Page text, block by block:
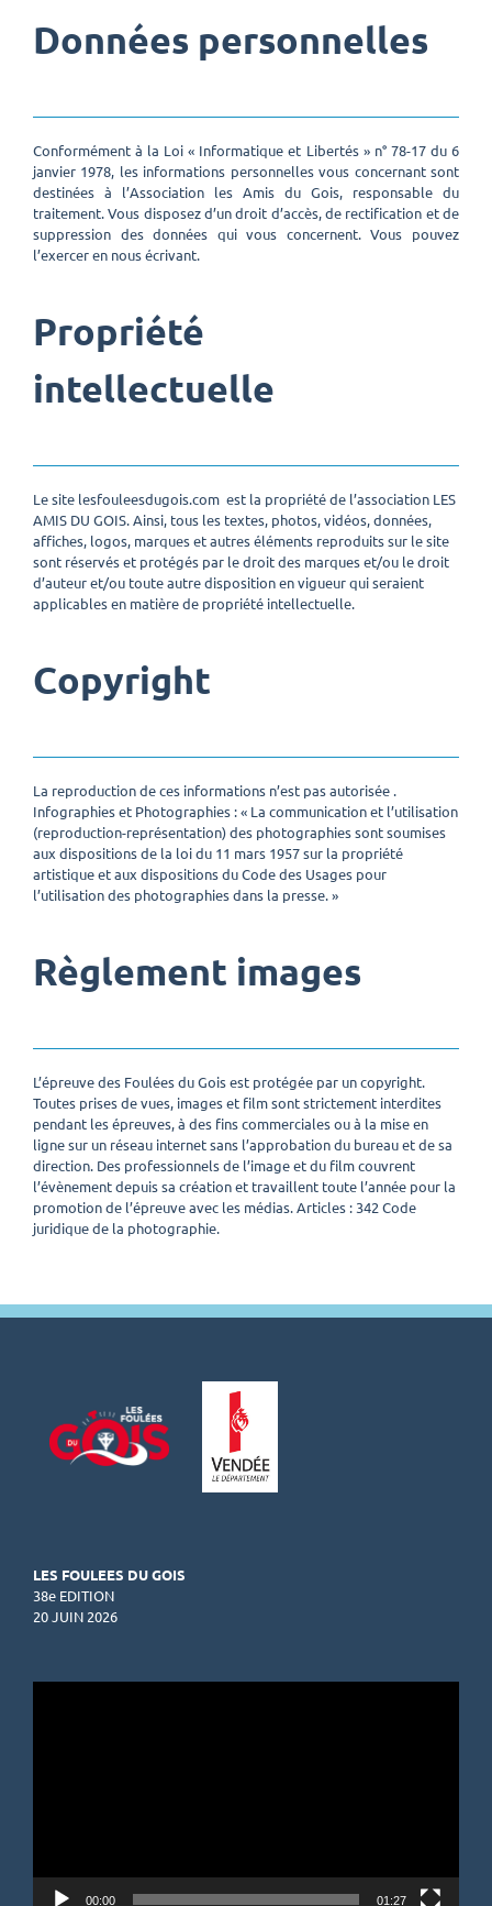
Données personnelles
Conformément à la Loi « Informatique et Libertés » n° 78-17 du 6
janvier 1978, les informations personnelles vous concernant sont
destinées à l’Association les Amis du Gois, responsable du
traitement. Vous disposez d’un droit d’accès, de rectification et de
suppression des données qui vous concernent. Vous pouvez
l’exercer en nous écrivant.
Propriété
intellectuelle
Le site lesfouleesdugois.com est la propriété de l’association LES
AMIS DU GOIS. Ainsi, tous les textes, photos, vidéos, données,
affiches, logos, marques et autres éléments reproduits sur le site
sont réservés et protégés par le droit des marques et/ou le droit
d’auteur et/ou toute autre disposition en vigueur qui seraient
applicables en matière de propriété intellectuelle.
Copyright
La reproduction de ces informations n’est pas autorisée .
Infographies et Photographies : « La communication et l’utilisation
(reproduction-représentation) des photographies sont soumises
aux dispositions de la loi du 11 mars 1957 sur la propriété
artistique et aux dispositions du Code des Usages pour
l’utilisation des photographies dans la presse. »
Règlement images
L’épreuve des Foulées du Gois est protégée par un copyright.
Toutes prises de vues, images et film sont strictement interdites
pendant les épreuves, à des fins commerciales ou à la mise en
ligne sur un réseau internet sans l’approbation du bureau et de sa
direction. Des professionnels de l’image et du film couvrent
l’évènement depuis sa création et travaillent toute l’année pour la
promotion de l’épreuve avec les médias. Articles : 342 Code
juridique de la photographie.
LES FOULEES DU GOIS
38e EDITION
20 JUIN 2026
00:00 01:27